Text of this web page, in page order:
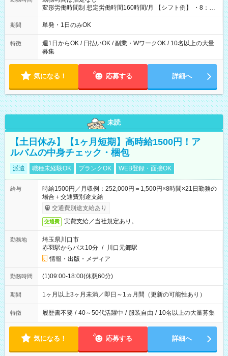
変形労働時間制 想定労働時間160時間/月 【シフト例】 ・8：00
～21：00
期間 単発・1日のみOK
特徴
週1日からOK / 日払いOK / 副業・WワークOK / 10名以上の大量
募集
気になる！ 応募する 詳細へ
未読
【土日休み】【1ヶ月短期】高時給1500円！ア
ルバムの中身チェック・梱包
派遣 職種未経験OK ブランクOK WEB登録・面接OK
給与
時給1500円／月収例：252,000円＝1,500円×8時間×21日勤務の
場合＋交通費別途支給
交通費別途支給あり
交通費 実費支給／当社規定あり。
勤務地
埼玉県川口市
赤羽駅からバス10分 / 川口元郷駅
情報・出版・メディア
勤務時間 (1)09:00-18:00(休憩60分)
期間 1ヶ月以上3ヶ月未満／即日～1ヵ月間（更新の可能性あり）
特徴 履歴書不要 / 40～50代活躍中 / 服装自由 / 10名以上の大量募集
気になる！ 応募する 詳細へ